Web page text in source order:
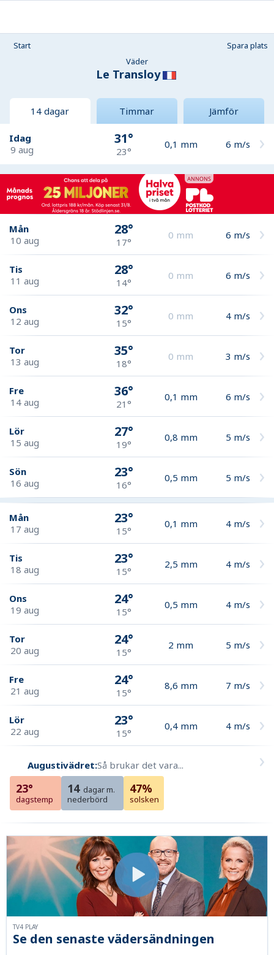
Start
Spara plats
Väder
Le Transloy
14 dagar Timmar Jämför
Idag
9 aug
31°
23°
0,1 mm 6 m/s
Mån
10 aug
28°
17°
0 mm 6 m/s
Tis
11 aug
28°
14°
0 mm 6 m/s
Ons
12 aug
32°
15°
0 mm 4 m/s
Tor
13 aug
35°
18°
0 mm 3 m/s
Fre
14 aug
36°
21°
0,1 mm 6 m/s
Lör
15 aug
27°
19°
0,8 mm 5 m/s
Sön
16 aug
23°
16°
0,5 mm 5 m/s
Mån
17 aug
23°
15°
0,1 mm 4 m/s
Tis
18 aug
23°
15°
2,5 mm 4 m/s
Ons
19 aug
24°
15°
0,5 mm 4 m/s
Tor
20 aug
24°
15°
2 mm 5 m/s
Fre
21 aug
24°
15°
8,6 mm 7 m/s
Lör
22 aug
23°
15°
0,4 mm 4 m/s
Augustivädret:Så brukar det vara...
23°
dagstemp
14 dagar m.
nederbörd
47%
solsken
Se den senaste vädersändningen
TV4 PLAY